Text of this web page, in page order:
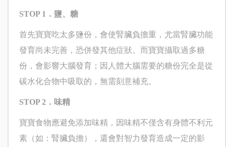
STOP 1 ．鹽、糖
首先寶寶吃太多鹽份，會使腎臟負擔重，尤當腎臟功能
發育尚未完善，恐併發其他症狀。而寶寶攝取過多糖
份，會影響大腦發育；因人體大腦需要的糖份完全是從
碳水化合物中吸取的，無需刻意補充。
STOP 2．味精
寶寶食物應避免添加味精，因味精不僅含有身體不利元
素（如：腎臟負擔），還會對智力發育造成一定的影